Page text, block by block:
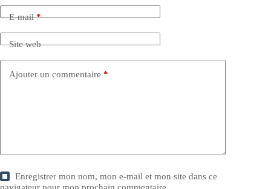
E-mail*
Site web
Ajouter un commentaire *
Enregistrer mon nom, mon e-mail et mon site dans ce